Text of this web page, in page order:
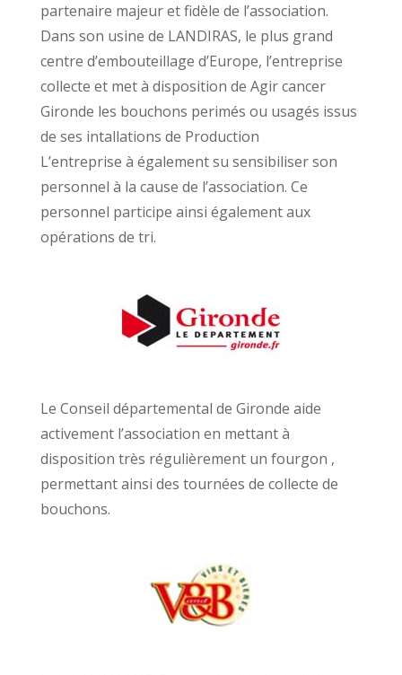
partenaire majeur et fidèle de l’association.
Dans son usine de LANDIRAS, le plus grand
centre d’embouteillage d’Europe, l’entreprise
collecte et met à disposition de Agir cancer
Gironde les bouchons perimés ou usagés issus
de ses intallations de Production
L’entreprise à également su sensibiliser son
personnel à la cause de l’association. Ce
personnel participe ainsi également aux
opérations de tri.
Le Conseil départemental de Gironde aide
activement l’association en mettant à
disposition très régulièrement un fourgon ,
permettant ainsi des tournées de collecte de
bouchons.